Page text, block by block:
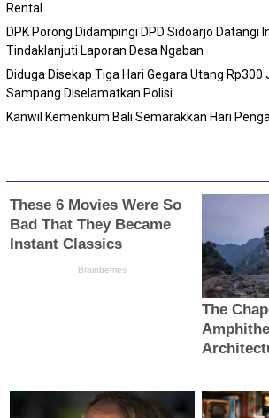
Rental
DPK Porong Didampingi DPD Sidoarjo Datangi
Tindaklanjuti Laporan Desa Ngaban
Diduga Disekap Tiga Hari Gegara Utang
Sampang Diselamatkan Polisi
Kanwil Kemenkum Bali Semarakkan Hari